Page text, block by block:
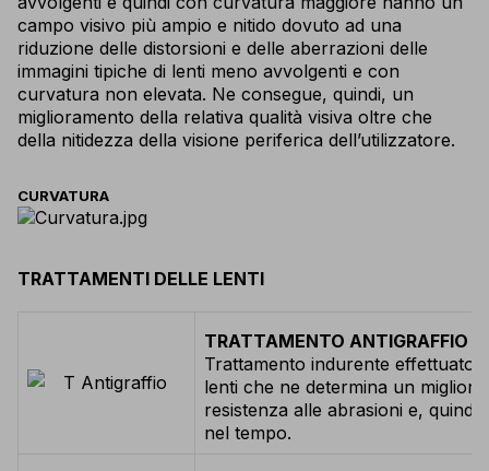
campo visivo più ampio e nitido dovuto ad una
riduzione delle distorsioni e delle aberrazioni delle
immagini tipiche di lenti meno avvolgenti e con
curvatura non elevata. Ne consegue, quindi, un
miglioramento della relativa qualità visiva oltre che
della nitidezza della visione periferica dell’utilizzatore.
CURVATURA
TRATTAMENTI DELLE LENTI
TRATTAMENTO ANTIGRAFFIO
Trattamento indurente effettuato
lenti che ne determina un
resistenza alle abrasioni e,
nel tempo.